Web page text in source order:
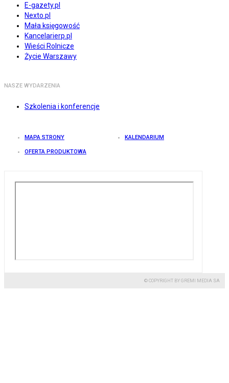
E-gazety.pl
Nexto.pl
Mała księgowość
Kancelarierp.pl
Wieści Rolnicze
Życie Warszawy
NASZE WYDARZENIA
Szkolenia i konferencje
MAPA STRONY KALENDARIUM
OFERTA PRODUKTOWA
© COPYRIGHT BY GREMI MEDIA SA